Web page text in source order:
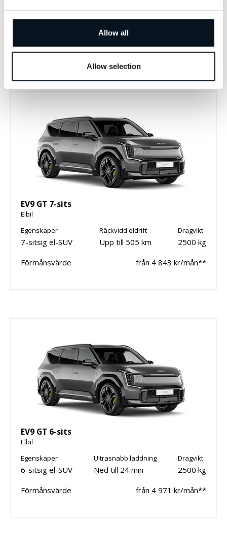
Allow all
Allow selection
EV9 GT 7-sits
Elbil
Egenskaper
7-sitsig el-SUV
Räckvidd eldrift
Upp till 505 km
Dragvikt
2500 kg
Förmånsvärde
från 4 843 kr/mån**
EV9 GT 6-sits
Elbil
Egenskaper
6-sitsig el-SUV
Ultrasnabb laddning
Ned till 24 min
Dragvikt
2500 kg
Förmånsvärde
från 4 971 kr/mån**